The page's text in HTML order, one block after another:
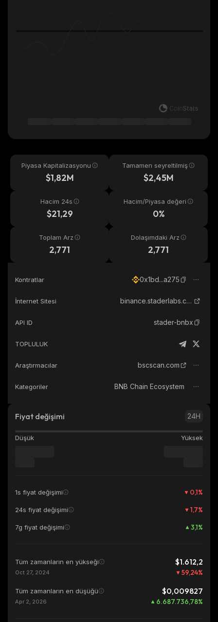
Piyasa Kapitalizasyonu
$1,82M
Tamamen seyreltilmiş
$2,45M
Hacim 24s
$21,29
Hacim/Piyasa değeri
0%
Toplam Arz
2,771
Dolaşımdaki Arz
2,771
Kontratlar 0x1bd...a275
İnternet Sitesi binance.staderlabs.com
API ID stader-bnbx
TOPLULUK
Araştırmacılar bscscan.com
Kategoriler BNB Chain Ecosystem
Fiyat değişimi 24H
Düşük Yüksek
1s fiyat değişimi 0,1%
24s fiyat değişimi 1,7%
7g fiyat değişimi 3,1%
Tüm zamanların en yükseği $1.612,2
Oct 27, 2024 59,24%
Tüm zamanların en düşüğü $0,009827
Apr 2, 2026 6.687.736,78%